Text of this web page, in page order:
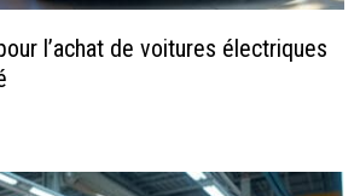
l’achat de voitures électriques